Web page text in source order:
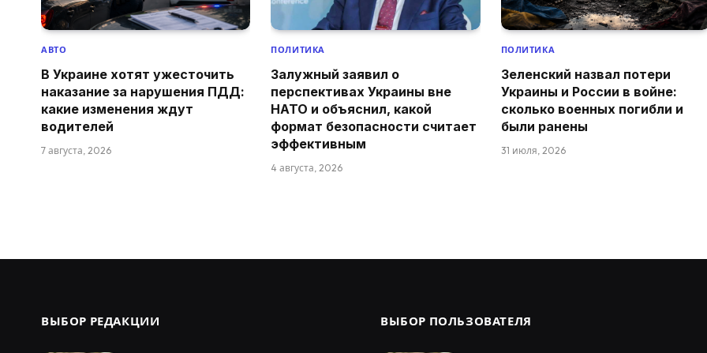
АВТО
В Украине хотят ужесточить
наказание за нарушения ПДД:
какие изменения ждут
водителей
7 августа, 2026
ПОЛИТИКА
Залужный заявил о
перспективах Украины вне
НАТО и объяснил, какой
формат безопасности считает
эффективным
4 августа, 2026
ПОЛИТИКА
Зеленский назвал потери
Украины и России в войне:
сколько военных погибли и
были ранены
31 июля, 2026
ВЫБОР РЕДАКЦИИ ВЫБОР ПОЛЬЗОВАТЕЛЯ